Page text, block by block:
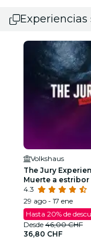
Volkshaus
The Jury
Muerte a estribor
4.3
29 ago - 17 ene
Hasta 20% de
Desde 46,00 CHF
36,80 CHF